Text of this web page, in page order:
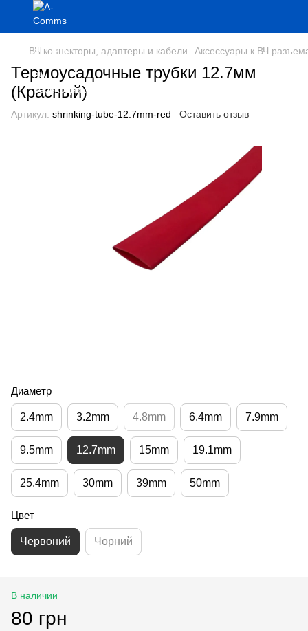
ВЧ коннекторы, адаптеры и кабели Аксессуары к ВЧ
Термоусадочные трубки 12.7мм
(Красный)
Артикул: shrinking-tube-12.7mm-red Оставить отзыв
Диаметр
2.4mm 3.2mm 4.8mm 6.4mm 7.9mm
9.5mm 12.7mm 15mm 19.1mm
25.4mm 30mm 39mm 50mm
Цвет
Червоний Чорний
В наличии
80 грн